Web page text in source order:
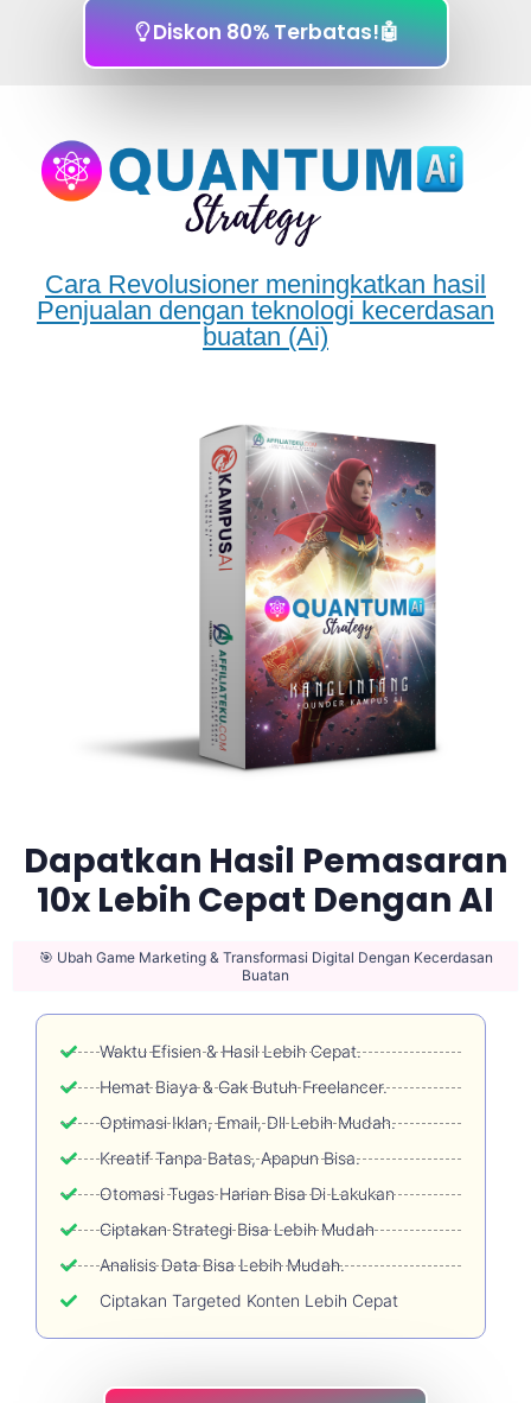
Diskon 80% Terbatas!🤖
Cara Revolusioner meningkatkan hasil
Penjualan dengan teknologi kecerdasan
buatan (Ai)
Dapatkan Hasil Pemasaran
10x Lebih Cepat Dengan AI
🎯 Ubah Game Marketing & Transformasi Digital Dengan Kecerdasan
Buatan
Waktu Efisien & Hasil Lebih Cepat.
Hemat Biaya & Gak Butuh Freelancer.
Optimasi Iklan, Email, Dll Lebih Mudah.
Kreatif Tanpa Batas, Apapun Bisa.
Otomasi Tugas Harian Bisa Di Lakukan
Ciptakan Strategi Bisa Lebih Mudah
Analisis Data Bisa Lebih Mudah.
Ciptakan Targeted Konten Lebih Cepat